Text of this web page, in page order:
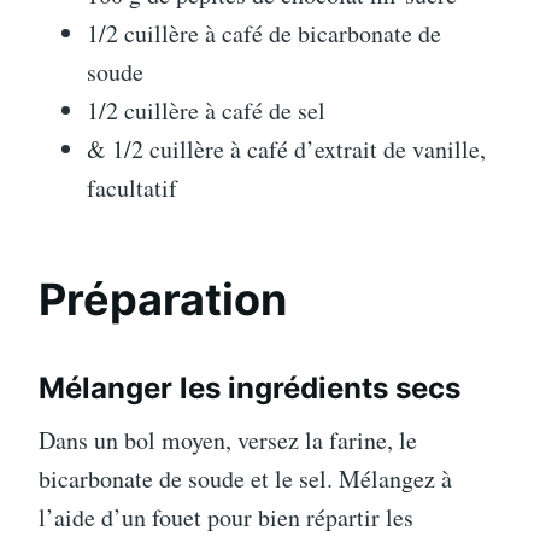
1/2 cuillère à café de bicarbonate de
soude
1/2 cuillère à café de sel
& 1/2 cuillère à café d’extrait de vanille,
facultatif
Préparation
Mélanger les ingrédients secs
Dans un bol moyen, versez la farine, le
bicarbonate de soude et le sel. Mélangez à
l’aide d’un fouet pour bien répartir les